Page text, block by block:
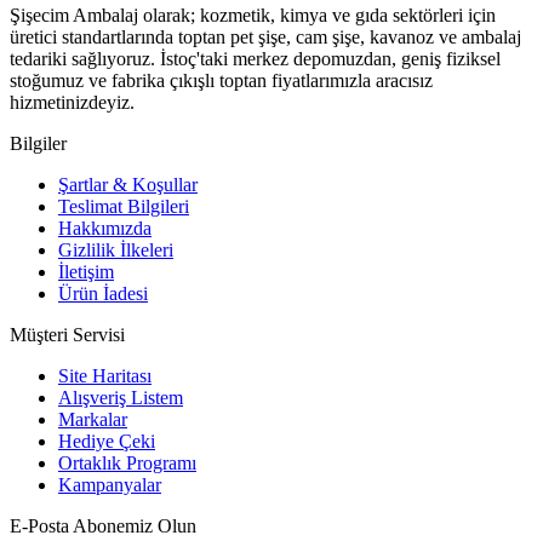
Şişecim Ambalaj olarak; kozmetik, kimya ve gıda sektörleri için
üretici standartlarında toptan pet şişe, cam şişe, kavanoz ve ambalaj
tedariki sağlıyoruz. İstoç'taki merkez depomuzdan, geniş fiziksel
stoğumuz ve fabrika çıkışlı toptan fiyatlarımızla aracısız
hizmetinizdeyiz.
Bilgiler
Şartlar & Koşullar
Teslimat Bilgileri
Hakkımızda
Gizlilik İlkeleri
İletişim
Ürün İadesi
Müşteri Servisi
Site Haritası
Alışveriş Listem
Markalar
Hediye Çeki
Ortaklık Programı
Kampanyalar
E-Posta Abonemiz Olun